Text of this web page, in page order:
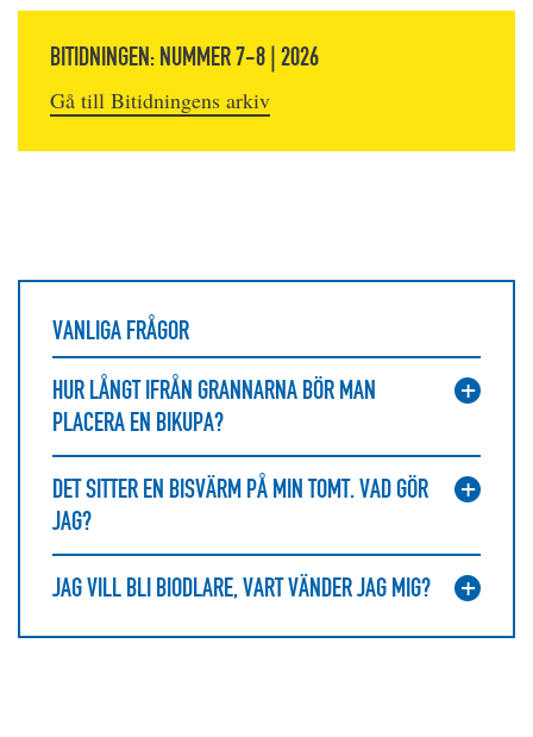
BITIDNINGEN: NUMMER 7-8 | 2026
Gå till Bitidningens arkiv
VANLIGA FRÅGOR
HUR LÅNGT IFRÅN GRANNARNA BÖR MAN
PLACERA EN BIKUPA?
DET SITTER EN BISVÄRM PÅ MIN TOMT. VAD GÖR
JAG?
JAG VILL BLI BIODLARE, VART VÄNDER JAG MIG?